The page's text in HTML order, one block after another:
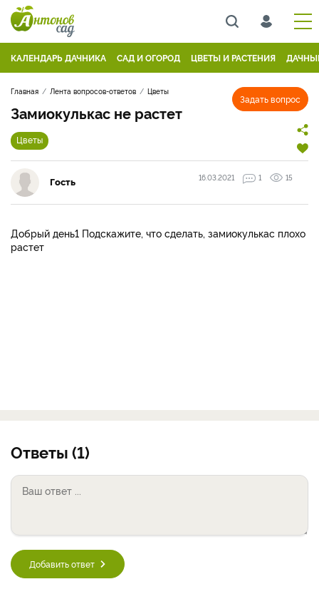
КАЛЕНДАРЬ ДАЧНИКА САД И ОГОРОД ЦВЕТЫ И РАСТЕНИЯ
Задать вопрос
Главная Лента вопросов-ответов Цветы
Замиокулькас не растет
Цветы
Гость 16.03.2021 1 15
Добрый день1 Подскажите, что сделать, замиокулькас плохо
растет
Ответы (1)
Добавить ответ